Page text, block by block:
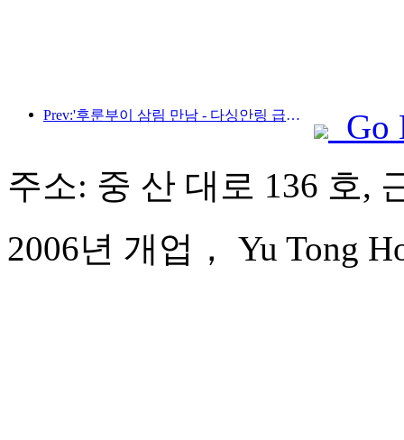
Prev:'후룬부이 삼림 만남 - 다싱안링 급행열차 - 별빛 열차 - 천이 여행' 관광열차가 첫 운행을 시작합니다.
Go
주소: 중 산 대로 136 호,
2006년 개업， Yu Tong